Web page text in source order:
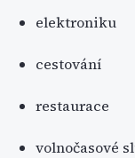
elektroniku
cestování
restaurace
volnočasové